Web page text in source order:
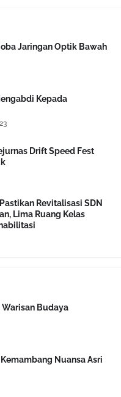
Jaringan Optik Bawah
Kepada
Drift Speed Fest
Revitalisasi SDN
Lima Ruang Kelas
Warisan Budaya
Nuansa Asri